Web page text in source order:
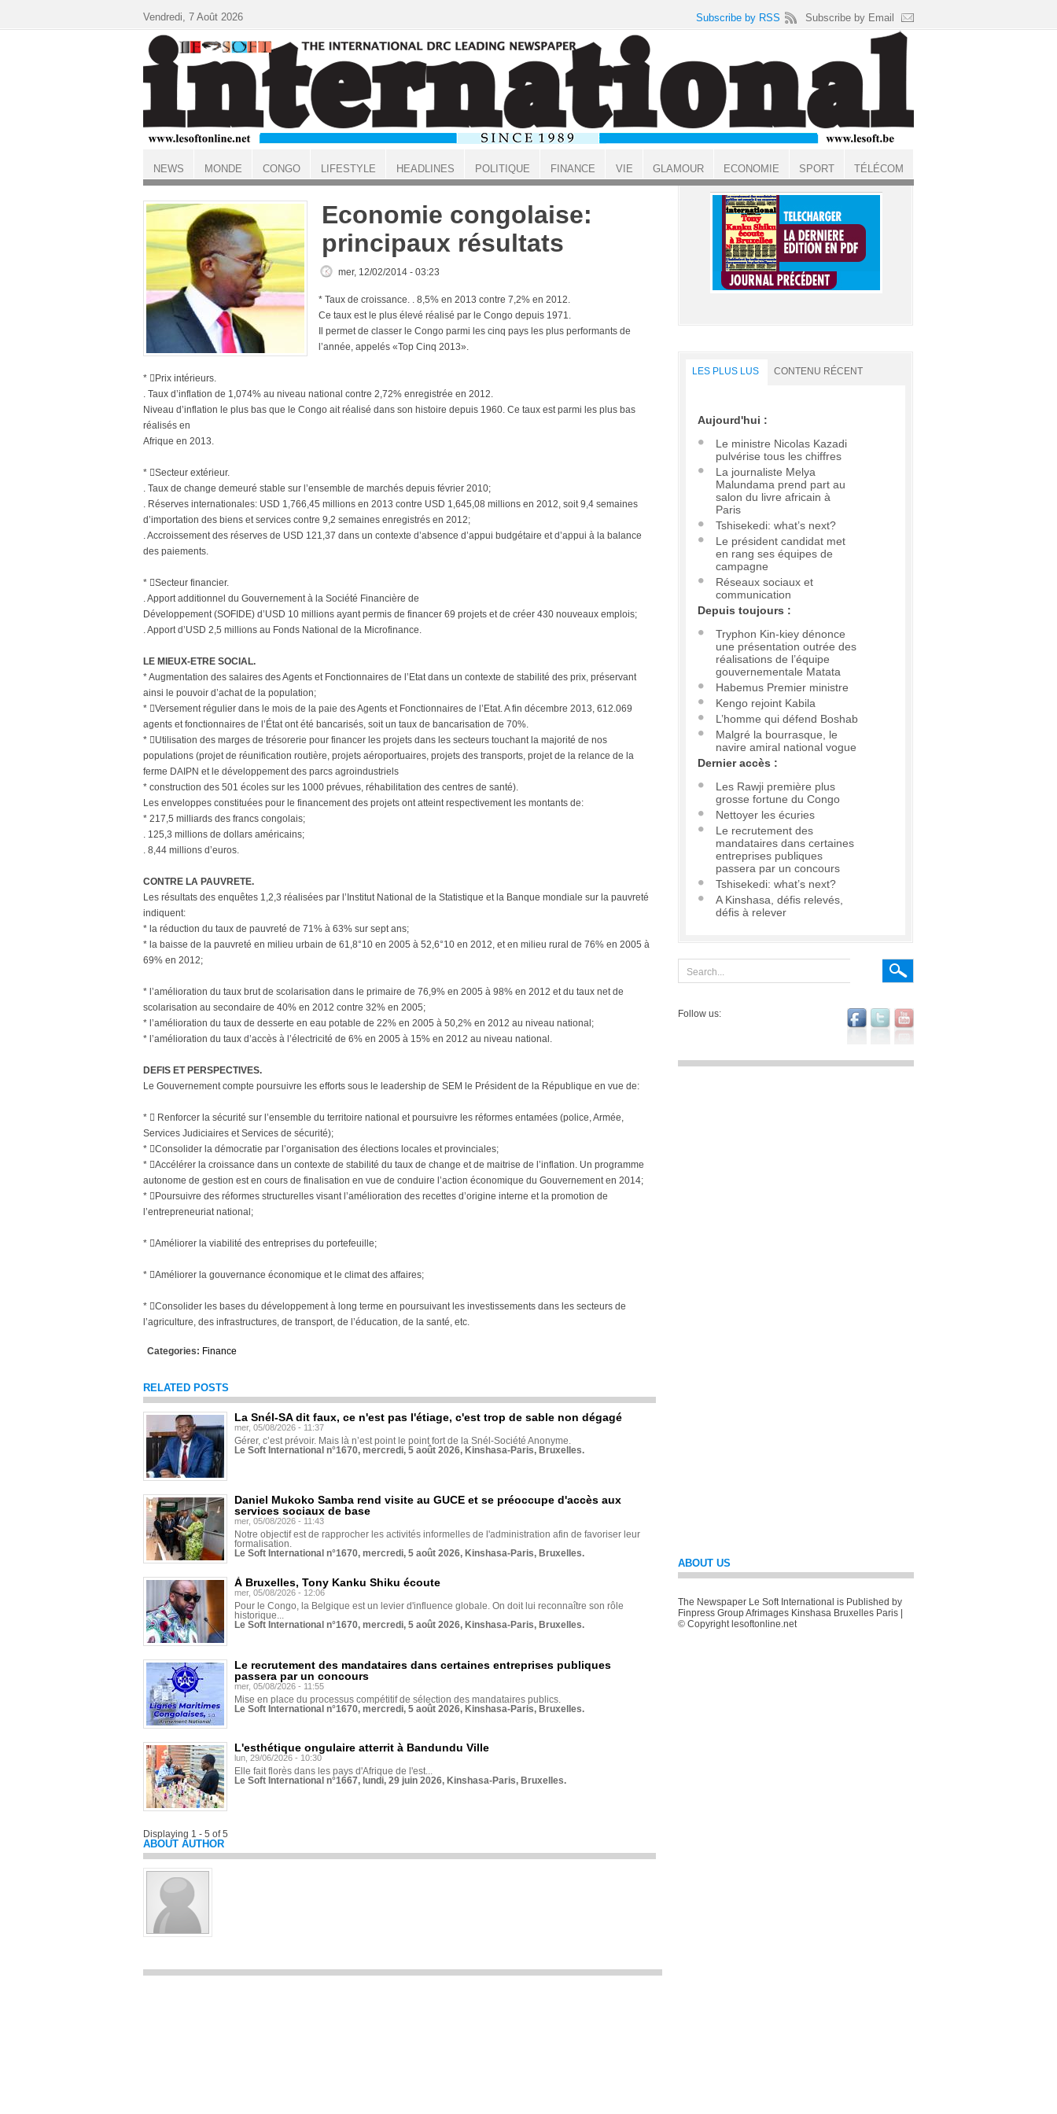
ACCUEIL
Economie congolaise:
principaux résultats
mer, 12/02/2014 - 03:23
* Taux de croissance. . 8,5% en 2013 contre 7,2% en 2012.
Ce taux est le plus élevé réalisé par le Congo depuis 1971.
Il permet de classer le Congo parmi les cinq pays les plus performants de
l’année, appelés «Top Cinq 2013».
* Prix intérieurs.
. Taux d’inflation de 1,074% au niveau national contre 2,72% enregistrée en 2012.
Niveau d’inflation le plus bas que le Congo ait réalisé dans son histoire depuis 1960. Ce taux est parmi les plus bas
réalisés en
Afrique en 2013.
* Secteur extérieur.
. Taux de change demeuré stable sur l’ensemble de marchés depuis février 2010;
. Réserves internationales: USD 1,766,45 millions en 2013 contre USD 1,645,08 millions en 2012, soit 9,4 semaines
d’importation des biens et services contre 9,2 semaines enregistrés en 2012;
. Accroissement des réserves de USD 121,37 dans un contexte d’absence d’appui budgétaire et d’appui à la balance
des paiements.
* Secteur financier.
. Apport additionnel du Gouvernement à la Société Financière de
Développement (SOFIDE) d’USD 10 millions ayant permis de financer 69 projets et de créer 430 nouveaux emplois;
. Apport d’USD 2,5 millions au Fonds National de la Microfinance.
LE MIEUX-ETRE SOCIAL.
* Augmentation des salaires des Agents et Fonctionnaires de l’Etat dans un contexte de stabilité des prix, préservant
ainsi le pouvoir d’achat de la population;
* Versement régulier dans le mois de la paie des Agents et Fonctionnaires de l’Etat. A fin décembre 2013, 612.069
agents et fonctionnaires de l’État ont été bancarisés, soit un taux de bancarisation de 70%.
* Utilisation des marges de trésorerie pour financer les projets dans les secteurs touchant la majorité de nos
populations (projet de réunification routière, projets aéroportuaires, projets des transports, projet de la relance de la
ferme DAIPN et le développement des parcs agroindustriels
* construction des 501 écoles sur les 1000 prévues, réhabilitation des centres de santé).
Les enveloppes constituées pour le financement des projets ont atteint respectivement les montants de:
* 217,5 milliards des francs congolais;
. 125,3 millions de dollars américains;
. 8,44 millions d’euros.
CONTRE LA PAUVRETE.
Les résultats des enquêtes 1,2,3 réalisées par l’Institut National de la Statistique et la Banque mondiale sur la pauvreté
indiquent:
* la réduction du taux de pauvreté de 71% à 63% sur sept ans;
* la baisse de la pauvreté en milieu urbain de 61,8°10 en 2005 à 52,6°10 en 2012, et en milieu rural de 76% en 2005 à
69% en 2012;
* l’amélioration du taux brut de scolarisation dans le primaire de 76,9% en 2005 à 98% en 2012 et du taux net de
scolarisation au secondaire de 40% en 2012 contre 32% en 2005;
* l’amélioration du taux de desserte en eau potable de 22% en 2005 à 50,2% en 2012 au niveau national;
* l’amélioration du taux d’accès à l’électricité de 6% en 2005 à 15% en 2012 au niveau national.
DEFIS ET PERSPECTIVES.
Le Gouvernement compte poursuivre les efforts sous le leadership de SEM le Président de la République en vue de:
*  Renforcer la sécurité sur l’ensemble du territoire national et poursuivre les réformes entamées (police, Armée,
Services Judiciaires et Services de sécurité);
* Consolider la démocratie par l’organisation des élections locales et provinciales;
* Accélérer la croissance dans un contexte de stabilité du taux de change et de maitrise de l’inflation. Un programme
autonome de gestion est en cours de finalisation en vue de conduire l’action économique du Gouvernement en 2014;
* Poursuivre des réformes structurelles visant l’amélioration des recettes d’origine interne et la promotion de
l’entrepreneuriat national;
* Améliorer la viabilité des entreprises du portefeuille;
* Améliorer la gouvernance économique et le climat des affaires;
* Consolider les bases du développement à long terme en poursuivant les investissements dans les secteurs de
l’agriculture, des infrastructures, de transport, de l’éducation, de la santé, etc.
Categories: Finance
RELATED POSTS
La Snél-SA dit faux, ce n'est pas l'étiage, c'est trop de sable non dégagé
mer, 05/08/2026 - 11:37
Gérer, c’est prévoir. Mais là n’est point le point fort de la Snél-Société Anonyme.
Le Soft International n°1670, mercredi, 5 août 2026, Kinshasa-Paris, Bruxelles.
Daniel Mukoko Samba rend visite au GUCE et se préoccupe d'accès aux
services sociaux de base
mer, 05/08/2026 - 11:43
Notre objectif est de rapprocher les activités informelles de l'administration afin de favoriser leur
formalisation.
Le Soft International n°1670, mercredi, 5 août 2026, Kinshasa-Paris, Bruxelles.
À Bruxelles, Tony Kanku Shiku écoute
mer, 05/08/2026 - 12:06
Pour le Congo, la Belgique est un levier d'influence globale. On doit lui reconnaître son rôle
historique...
Le Soft International n°1670, mercredi, 5 août 2026, Kinshasa-Paris, Bruxelles.
Le recrutement des mandataires dans certaines entreprises publiques
passera par un concours
mer, 05/08/2026 - 11:55
Mise en place du processus compétitif de sélection des mandataires publics.
Le Soft International n°1670, mercredi, 5 août 2026, Kinshasa-Paris, Bruxelles.
L'esthétique ongulaire atterrit à Bandundu Ville
lun, 29/06/2026 - 10:30
Elle fait florès dans les pays d'Afrique de l'est...
Le Soft International n°1667, lundi, 29 juin 2026, Kinshasa-Paris, Bruxelles.
Displaying 1 - 5 of 5
ABOUT AUTHOR
LES PLUS LUS CONTENU RÉCENT
Aujourd'hui :
Le ministre Nicolas Kazadi
pulvérise tous les chiffres
La journaliste Melya
Malundama prend part au
salon du livre africain à
Paris
Tshisekedi: what’s next?
Le président candidat met
en rang ses équipes de
campagne
Réseaux sociaux et
communication
Depuis toujours :
Tryphon Kin-kiey dénonce
une présentation outrée des
réalisations de l’équipe
gouvernementale Matata
Habemus Premier ministre
Kengo rejoint Kabila
L’homme qui défend Boshab
Malgré la bourrasque, le
navire amiral national vogue
Dernier accès :
Les Rawji première plus
grosse fortune du Congo
Nettoyer les écuries
Le recrutement des
mandataires dans certaines
entreprises publiques
passera par un concours
Tshisekedi: what’s next?
A Kinshasa, défis relevés,
défis à relever
Follow us:
ABOUT US
The Newspaper Le Soft International is Published by
Finpress Group Afrimages Kinshasa Bruxelles Paris |
© Copyright lesoftonline.net
Vendredi, 7 Août 2026 Subscribe by RSS Subscribe by Email
NEWS MONDE CONGO LIFESTYLE HEADLINES POLITIQUE FINANCE VIE GLAMOUR ECONOMIE SPORT TÉLÉCOM